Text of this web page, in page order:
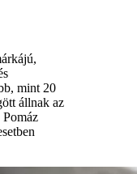
mint 20
állnak az
Pomáz